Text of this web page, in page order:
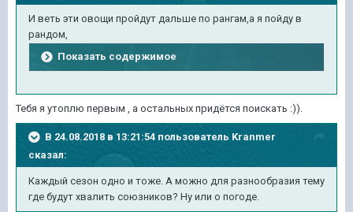
И веть эти овощи пройдут дальше по рангам,а я пойду в
рандом,
Показать содержимое
Тебя я утоплю первым , а остальных придётся поискать :)).
В 24.08.2018 в 13:21:54 пользователь Kranmer
сказал:
Каждый сезон одно и тоже. А можно для разнообразия тему
где будут хвалить союзников? Ну или о погоде.